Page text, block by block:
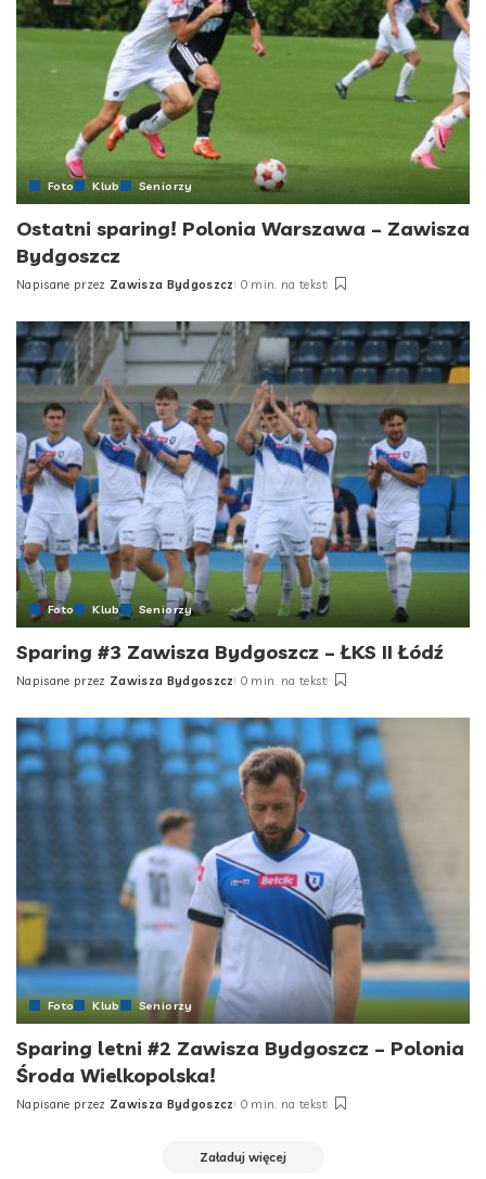
Foto Klub Seniorzy
Ostatni sparing! Polonia Warszawa – Zawisza
Bydgoszcz
Posted
Napisane przez Zawisza Bydgoszcz 0 min. na tekst
Foto Klub Seniorzy
Sparing #3 Zawisza Bydgoszcz – ŁKS II Łódź
Posted
Napisane przez Zawisza Bydgoszcz 0 min. na tekst
Foto Klub Seniorzy
Sparing letni #2 Zawisza Bydgoszcz – Polonia
Środa Wielkopolska!
Posted
Napisane przez Zawisza Bydgoszcz 0 min. na tekst
Załaduj więcej